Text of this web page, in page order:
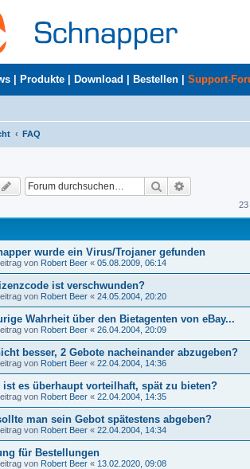
Produkte Download Bestellen Support-
FAQ
Suche
23
wurde ein Virus/Trojaner gefunden
von Robert Beer « 05.08.2009, 06:14
ist verschwunden?
von Robert Beer « 24.05.2004, 20:20
Wahrheit über den Bietagenten von eBay...
von Robert Beer « 26.04.2004, 20:09
besser, 2 Gebote nacheinander abzugeben?
von Robert Beer « 22.04.2004, 14:36
ist es überhaupt vorteilhaft, spät zu bieten?
von Robert Beer « 22.04.2004, 14:35
man sein Gebot spätestens abgeben?
von Robert Beer « 22.04.2004, 14:34
für Bestellungen
von Robert Beer « 13.02.2020, 09:08